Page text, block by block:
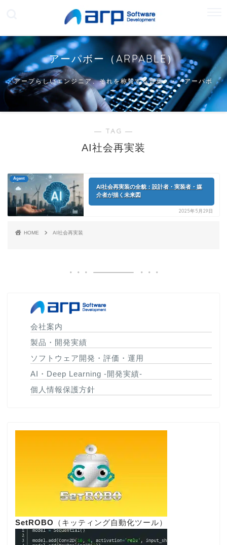
アーパボー（ARPABLE）
アープらしいエンジニア、それを称賛する言葉・・・アーパボ
ー
― TAG ―
AI社会再実装
Agent
AI社会再実装の全貌：設計者・実装者・媒
介者が描く未来図
2025年5月29日
HOME AI社会再実装
会社案内
製品・開発実績
ソフトウェア開発・評価・運用
AI・Deep Learning -開発実績-
個人情報保護方針
SetROBO （キッティング自動化ツール）